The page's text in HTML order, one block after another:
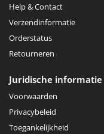
Help & Contact
Verzendinformatie
Orderstatus
Retourneren
Juridische informatie
Voorwaarden
Privacybeleid
Toegankelijkheid